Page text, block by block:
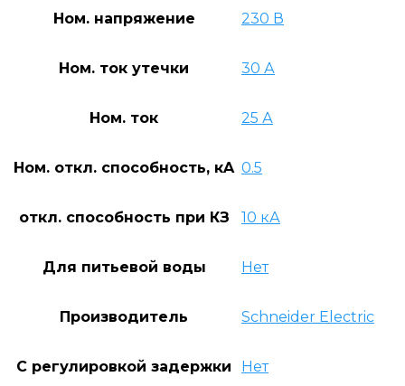
Ном. напряжение 230 В
Ном. ток утечки 30 А
Ном. ток 25 А
Ном. откл. способность, кA 0.5
откл. способность при КЗ 10 кА
Для питьевой воды Нет
Производитель Schneider Electric
С регулировкой задержки Нет